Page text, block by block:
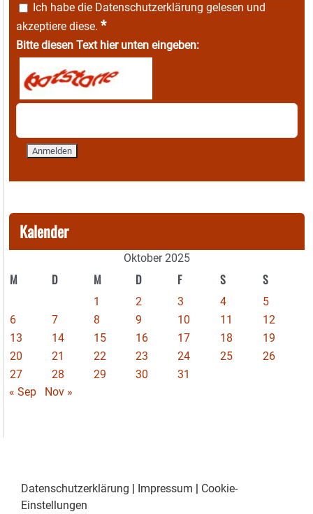
Ich habe die Datenschutzerklärung gelesen und
akzeptiere diese. *
Bitte diesen Text hier unten eingeben:
Kalender
Oktober 2025
M D M D F S S
1 2 3 4
5
6
7 8 9 10 11
12
13
14 15 16 17 18
19
20
21 22 23 24 25
26
27
28 29 30
31
« Sep
Nov »
Datenschutzerklärung | Impressum | Cookie-
Einstellungen